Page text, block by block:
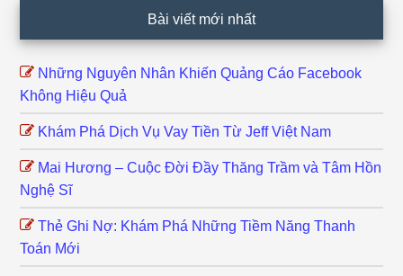
Bài viết mới nhất
Những Nguyên Nhân Khiến Quảng Cáo Facebook
Không Hiệu Quả
Khám Phá Dịch Vụ Vay Tiền Từ Jeff Việt Nam
Mai Hương – Cuộc Đời Đầy Thăng Trầm và Tâm Hồn
Nghệ Sĩ
Thẻ Ghi Nợ: Khám Phá Những Tiềm Năng Thanh
Toán Mới